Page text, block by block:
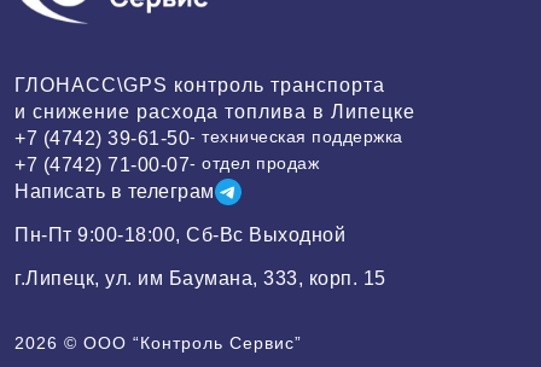
ГЛОНАСС\GPS контроль транспорта
и снижение расхода топлива в Липецке
+7 (4742) 39-61-50- техническая поддержка
+7 (4742) 71-00-07- отдел продаж
Написать в телеграм
Пн-Пт 9:00-18:00, Сб-Вс Выходной
г.Липецк, ул. им Баумана, 333, корп. 15
2026 © ООО “Контроль Сервис”